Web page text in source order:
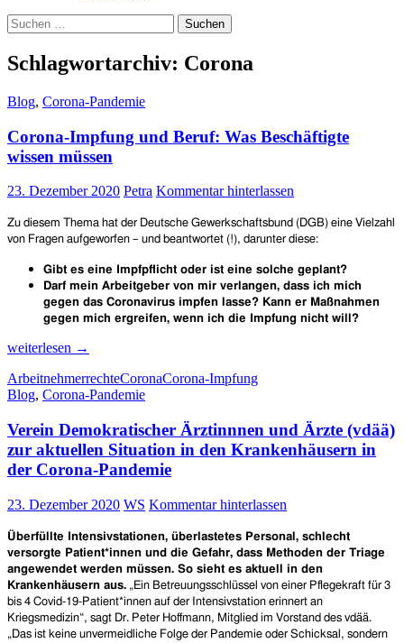
Suchen
nach:
Schlagwortarchiv: Corona
Blog, Corona-Pandemie
Corona-Impfung und Beruf: Was Beschäftigte
wissen müssen
23. Dezember 2020 Petra Kommentar hinterlassen
Zu diesem Thema hat der Deutsche Gewerkschaftsbund (DGB) eine Vielzahl
von Fragen aufgeworfen – und beantwortet (!), darunter diese:
Gibt es eine Impfpflicht oder ist eine solche geplant?
Darf mein Arbeitgeber von mir verlangen, dass ich mich
gegen das Coronavirus impfen lasse? Kann er Maßnahmen
gegen mich ergreifen, wenn ich die Impfung nicht will?
Corona-
und
Beruf:
Beschäftigte
wissen
müssen
weiterlesen →
ArbeitnehmerrechteCoronaCorona-Impfung
Blog, Corona-Pandemie
Verein Demokratischer Ärztinnnen und Ärzte (vdää)
zur aktuellen Situation in den Krankenhäusern in
der Corona-Pandemie
23. Dezember 2020 WS Kommentar hinterlassen
Überfüllte Intensivstationen, überlastetes Personal, schlecht
versorgte Patient*innen und die Gefahr, dass Methoden der Triage
angewendet werden müssen. So sieht es aktuell in den
Krankenhäusern aus. „Ein Betreuungsschlüssel von einer Pflegekraft für 3
bis 4 Covid-19-Patient*innen auf der Intensivstation erinnert an
Kriegsmedizin“, sagt Dr. Peter Hoffmann, Mitglied im Vorstand des vdää.
„Das ist keine unvermeidliche Folge der Pandemie oder Schicksal, sondern